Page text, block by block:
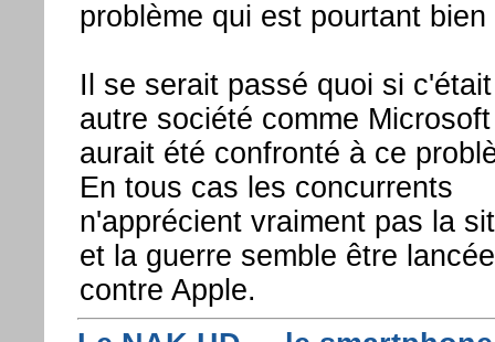
problème qui est pourtant bien
Il se serait passé quoi si
autre société comme
aurait été confronté à ce
En tous cas les concurrents
n'apprécient vraiment pas la
et la guerre semble être lancée
contre Apple.